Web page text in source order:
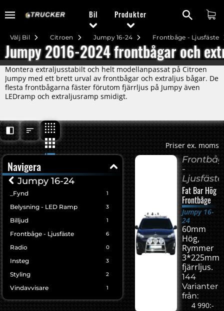
Bil Produkter
Frontbåge - Ljusfäste
Jumpy 16-24
Citroen
Välj Bil
Jumpy 2016-2024 frontbågar och
Montera extraljusstabilt och helt modellanpassat på Citroen
Jumpy med ett brett urval av frontbågar och extraljus bågar. De
flesta frontbågarna fäster förutom fjärrljus på Jumpy även
LEDramp och extraljusramp smidigt.
Priser ex. moms
Navigera
Jumpy 16-24
_Fynd 1
Belysning - LED Ramp 3
Billjud 1
Frontbåge - Ljusfäste 6
Radio 0
Insteg 3
Styling 2
Vindavvisare 1
-
Ljusfäste
Fat Bar Hög
Frontbåge
Jumpy 16-
24
60mm
Hög,
Rymmer
3*225mm
fjärrljus.
144
Varianter
från:
4 990:-